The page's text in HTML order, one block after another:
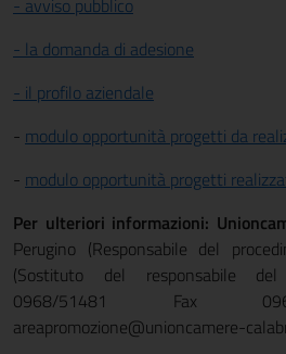
- avviso pubblico
- la domanda di adesione
- il profilo aziendale
- modulo opportunità progetti da
- modulo opportunità progetti
Per ulteriori informazioni:
Perugino (Responsabile del
(Sostituto del responsabile
0968/51481 Fax
areapromozione@unioncamere-